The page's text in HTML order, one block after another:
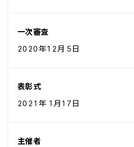
一次審査
2020年12月 5日
表彰式
2021年 1月17日
主催者